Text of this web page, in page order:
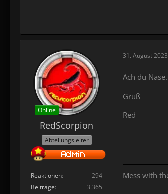
Online
RedScorpion
Abteilungsleiter
Reaktionen
294
Beiträge
3.365
31. August
Ach du
Gruß
Red
Mess with